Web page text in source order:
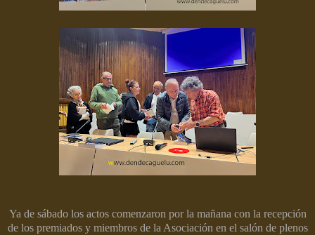
Ya de sábado los actos comenzaron por la mañana con la recepción
de los premiados y miembros de la Asociación en el salón de plenos